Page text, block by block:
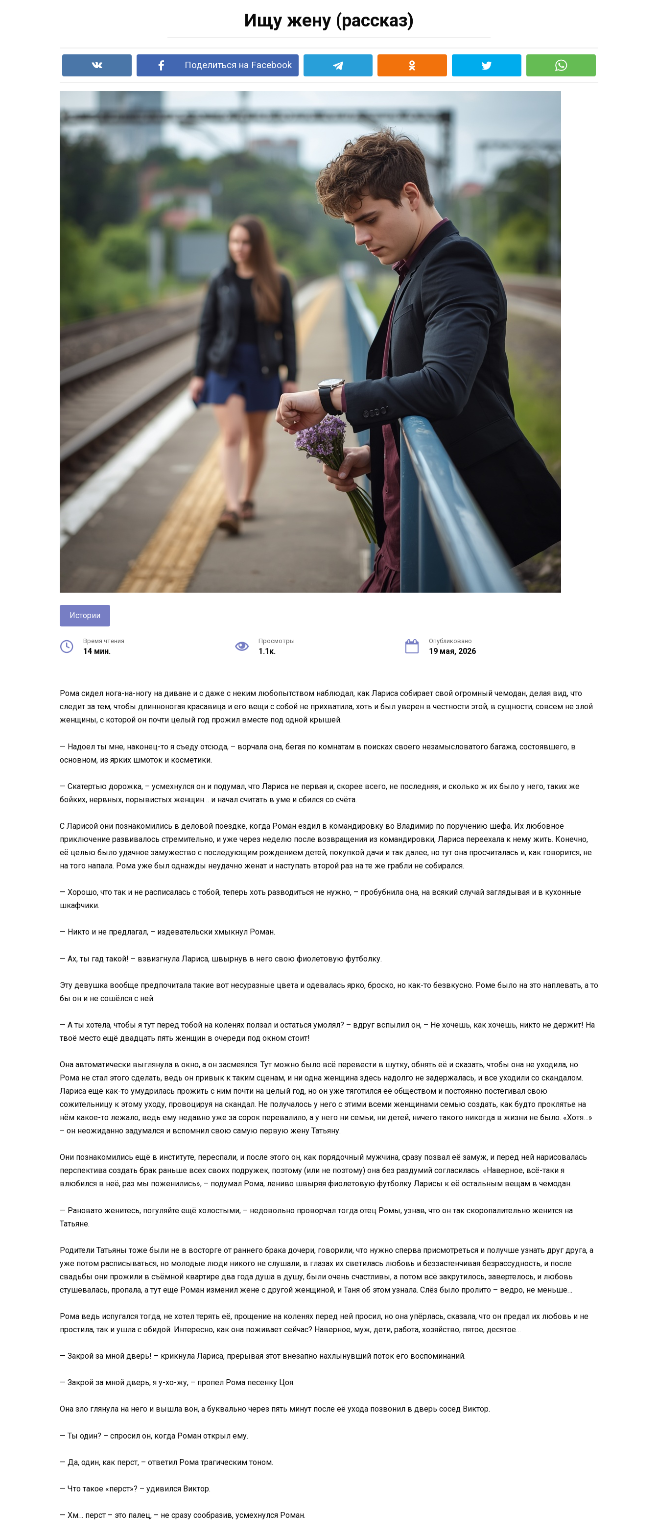
Ищу жену (рассказ)
Поделиться на Facebook
Истории
Время чтения
14 мин.
Просмотры
1.1к.
Опубликовано
19 мая, 2026
Рома сидел нога-на-ногу на диване и с даже с неким любопытством наблюдал, как Лариса собирает свой огромный чемодан, делая вид, что
следит за тем, чтобы длинноногая красавица и его вещи с собой не прихватила, хоть и был уверен в честности этой, в сущности, совсем не злой
женщины, с которой он почти целый год прожил вместе под одной крышей.
— Надоел ты мне, наконец-то я съеду отсюда, – ворчала она, бегая по комнатам в поисках своего незамысловатого багажа, состоявшего, в
основном, из ярких шмоток и косметики.
— Скатертью дорожка, – усмехнулся он и подумал, что Лариса не первая и, скорее всего, не последняя, и сколько ж их было у него, таких же
бойких, нервных, порывистых женщин… и начал считать в уме и сбился со счёта.
С Ларисой они познакомились в деловой поездке, когда Роман ездил в командировку во Владимир по поручению шефа. Их любовное
приключение развивалось стремительно, и уже через неделю после возвращения из командировки, Лариса переехала к нему жить. Конечно,
её целью было удачное замужество с последующим рождением детей, покупкой дачи и так далее, но тут она просчиталась и, как говорится, не
на того напала. Рома уже был однажды неудачно женат и наступать второй раз на те же грабли не собирался.
— Хорошо, что так и не расписалась с тобой, теперь хоть разводиться не нужно, – пробубнила она, на всякий случай заглядывая и в кухонные
шкафчики.
— Никто и не предлагал, – издевательски хмыкнул Роман.
— Ах, ты гад такой! – взвизгнула Лариса, швырнув в него свою фиолетовую футболку.
Эту девушка вообще предпочитала такие вот несуразные цвета и одевалась ярко, броско, но как-то безвкусно. Роме было на это наплевать, а то
бы он и не сошёлся с ней.
— А ты хотела, чтобы я тут перед тобой на коленях ползал и остаться умолял? – вдруг вспылил он, – Не хочешь, как хочешь, никто не держит! На
твоё место ещё двадцать пять женщин в очереди под окном стоит!
Она автоматически выглянула в окно, а он засмеялся. Тут можно было всё перевести в шутку, обнять её и сказать, чтобы она не уходила, но
Рома не стал этого сделать, ведь он привык к таким сценам, и ни одна женщина здесь надолго не задержалась, и все уходили со скандалом.
Лариса ещё как-то умудрилась прожить с ним почти на целый год, но он уже тяготился её обществом и постоянно постёгивал свою
сожительницу к этому уходу, провоцируя на скандал. Не получалось у него с этими всеми женщинами семью создать, как будто проклятье на
нём какое-то лежало, ведь ему недавно уже за сорок перевалило, а у него ни семьи, ни детей, ничего такого никогда в жизни не было. «Хотя…»
– он неожиданно задумался и вспомнил свою самую первую жену Татьяну.
Они познакомились ещё в институте, переспали, и после этого он, как порядочный мужчина, сразу позвал её замуж, и перед ней нарисовалась
перспектива создать брак раньше всех своих подружек, поэтому (или не поэтому) она без раздумий согласилась. «Наверное, всё-таки я
влюбился в неё, раз мы поженились», – подумал Рома, лениво швыряя фиолетовую футболку Ларисы к её остальным вещам в чемодан.
— Рановато женитесь, погуляйте ещё холостыми, – недовольно проворчал тогда отец Ромы, узнав, что он так скоропалительно женится на
Татьяне.
Родители Татьяны тоже были не в восторге от раннего брака дочери, говорили, что нужно сперва присмотреться и получше узнать друг друга, а
уже потом расписываться, но молодые люди никого не слушали, в глазах их светилась любовь и беззастенчивая безрассудность, и после
свадьбы они прожили в съёмной квартире два года душа в душу, были очень счастливы, а потом всё закрутилось, завертелось, и любовь
стушевалась, пропала, а тут ещё Роман изменил жене с другой женщиной, и Таня об этом узнала. Слёз было пролито – ведро, не меньше…
Рома ведь испугался тогда, не хотел терять её, прощение на коленях перед ней просил, но она упёрлась, сказала, что он предал их любовь и не
простила, так и ушла с обидой. Интересно, как она поживает сейчас? Наверное, муж, дети, работа, хозяйство, пятое, десятое…
— Закрой за мной дверь! – крикнула Лариса, прерывая этот внезапно нахлынувший поток его воспоминаний.
— Закрой за мной дверь, я у-хо-жу, – пропел Рома песенку Цоя.
Она зло глянула на него и вышла вон, а буквально через пять минут после её ухода позвонил в дверь сосед Виктор.
— Ты один? – спросил он, когда Роман открыл ему.
— Да, один, как перст, – ответил Рома трагическим тоном.
— Что такое «перст»? – удивился Виктор.
— Хм… перст – это палец, – не сразу сообразив, усмехнулся Роман.